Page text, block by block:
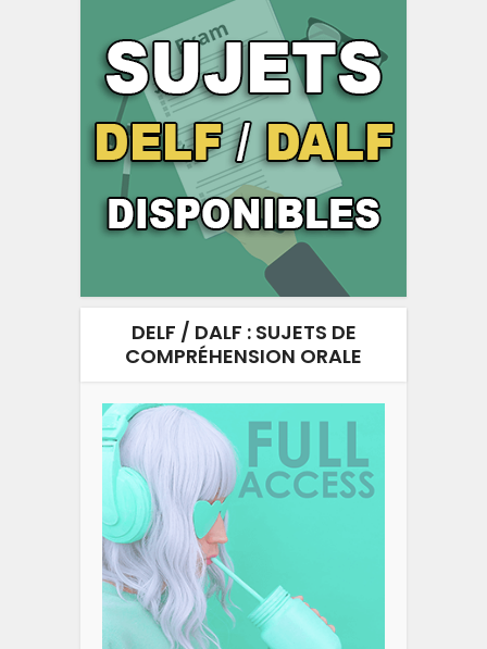
DELF / DALF : SUJETS DE
COMPRÉHENSION ORALE